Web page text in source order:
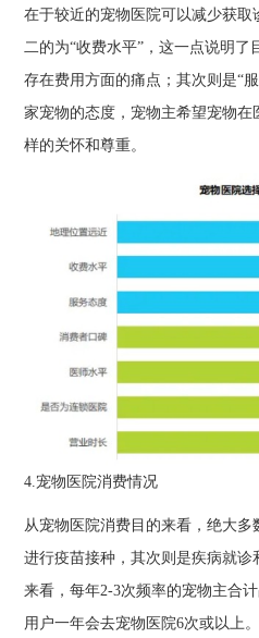
在于较近的宠物医院可以减少获
二的为“收费水平”，这一点说明了
存在费用方面的痛点；其次则是“
家宠物的态度，宠物主希望宠物在
样的关怀和尊重。
4.宠物医院消费情况
从宠物医院消费目的来看，绝大
进行疫苗接种，其次则是疾病就
来看，每年2-3次频率的宠物主合
用户一年会去宠物医院6次或以上。